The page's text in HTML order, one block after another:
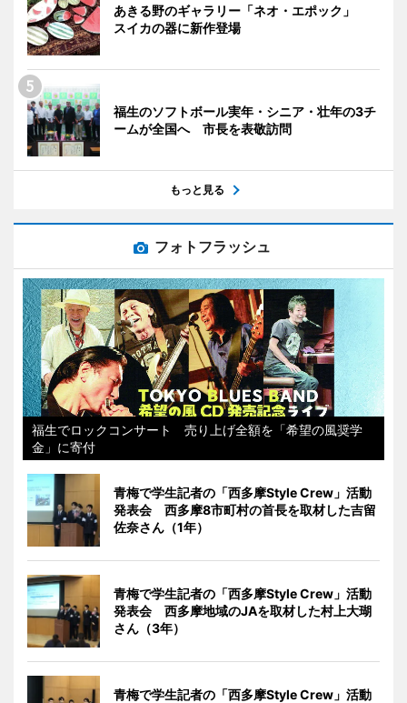
あきる野のギャラリー「ネオ・エポック」
スイカの器に新作登場
福生のソフトボール実年・シニア・壮年の3チ
ームが全国へ 市長を表敬訪問
もっと見る
フォトフラッシュ
福生でロックコンサート 売り上げ全額を「希望の風奨学
金」に寄付
青梅で学生記者の「西多摩Style Crew」活動
発表会 西多摩8市町村の首長を取材した吉留
佐奈さん（1年）
青梅で学生記者の「西多摩Style Crew」活動
発表会 西多摩地域のJAを取材した村上大瑚
さん（3年）
青梅で学生記者の「西多摩Style Crew」活動